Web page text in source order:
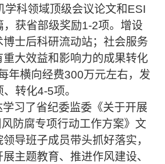
学科领域顶级会议论文和ESI
，获省部级奖励1-2项。增设
士后科研流动站；社会服务
大效益和影响力的成果转化
年横向经费300万元左右，发
、转化4-5项。
习了省纪委监委《关于开展
防腐专项行动工作方案》文
导班子成员带头抓好落实，
主题教育、推进作风建设、